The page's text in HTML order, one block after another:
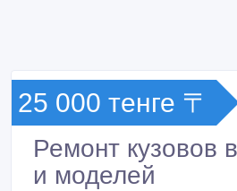
25 000 тенге 〒
Ремонт кузовов
и моделей